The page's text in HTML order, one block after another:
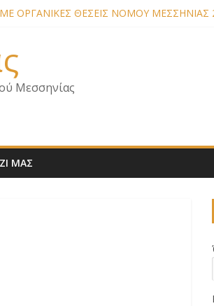
ΟΡΓΑΝΙΚΕΣ ΘΕΣΕΙΣ ΝΟΜΟΥ ΜΕΣΣΗΝΙΑΣ
Α/Δ ΚΑΛΑΜΑΤΑΣ
Μεσσηνίας
ΜΑΣ